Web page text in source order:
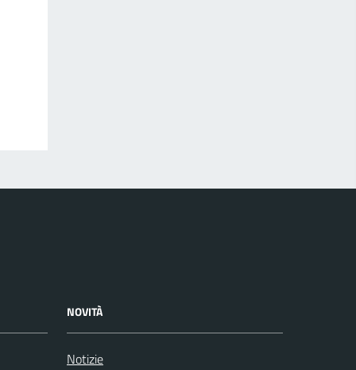
NOVITÀ
Notizie